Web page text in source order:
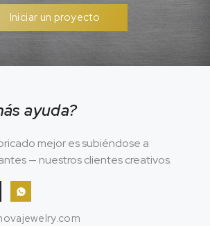
Iniciar un proyecto
ayuda?
mejor es subiéndose a
— nuestros clientes creativos.